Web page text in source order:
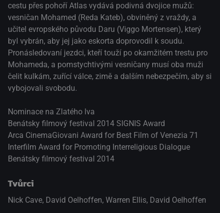
cestu přes pohoří Atlas vydává podivná dvojice mužů:
vesničan Mohamed (Reda Kateb), obviněný z vraždy, a
učitel evropského původu Daru (Viggo Mortensen), který
byl vybrán, aby jej jako eskorta doprovodil k soudu.
Pronásledovaní jezdci, kteří touží po okamžitém trestu pro
Mohameda, a pomstychtivými vesničany musí oba muži
čelit kulkám, zuřící válce, zimě a dalším nebezpečím, aby si
vybojovali svobodu.
Nominace na Zlatého lva
Benátsky filmový festival 2014 SIGNIS Award
Arca CinemaGiovani Award for Best Film of Venezia 71
Interfilm Award for Promoting Interreligious Dialogue
Benátsky filmový festival 2014
Tvůrci
Nick Cave, David Oelhoffen, Warren Ellis, David Oelhoffen